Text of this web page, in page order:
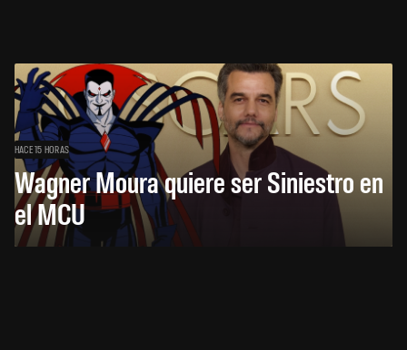
HACE 15 HORAS
Wagner Moura quiere ser Siniestro en
el MCU